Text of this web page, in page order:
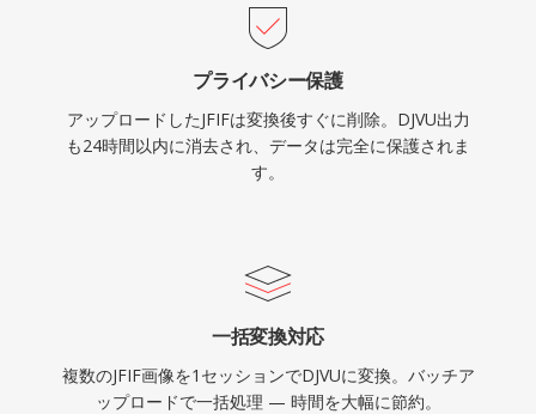
プライバシー保護
アップロードしたJFIFは変換後すぐに削除。DJVU出力
も24時間以内に消去され、データは完全に保護されま
す。
一括変換対応
複数のJFIF画像を1セッションでDJVUに変換。バッチア
ップロードで一括処理 — 時間を大幅に節約。